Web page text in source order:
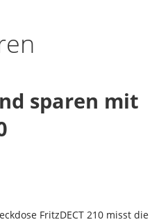
sparen mit
FritzDECT 210 misst die